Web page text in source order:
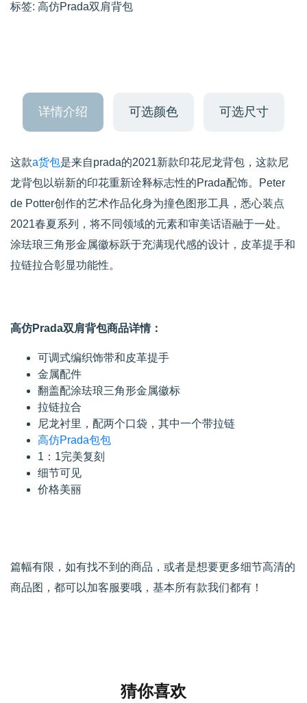
标签: 高仿Prada双肩背包
详情介绍 可选颜色 可选尺寸
这款a货包是来自prada的2021新款印花尼龙背包，这款尼
龙背包以崭新的印花重新诠释标志性的Prada配饰。Peter
de Potter创作的艺术作品化身为撞色图形工具，悉心装点
2021春夏系列，将不同领域的元素和审美话语融于一处。
涂珐琅三角形金属徽标跃于充满现代感的设计，皮革提手和
拉链拉合彰显功能性。
高仿Prada双肩背包商品详情：
可调式编织饰带和皮革提手
金属配件
翻盖配涂珐琅三角形金属徽标
拉链拉合
尼龙衬里，配两个口袋，其中一个带拉链
高仿Prada包包
1：1完美复刻
细节可见
价格美丽
篇幅有限，如有找不到的商品，或者是想要更多细节高清的
商品图，都可以加客服要哦，基本所有款我们都有！
猜你喜欢